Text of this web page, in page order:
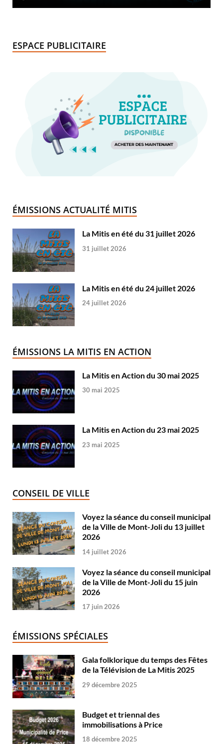
ESPACE PUBLICITAIRE
ÉMISSIONS ACTUALITÉ MITIS
La Mitis en été du 31 juillet 2026
31 juillet 2026
La Mitis en été du 24 juillet 2026
24 juillet 2026
ÉMISSIONS LA MITIS EN ACTION
La Mitis en Action du 30 mai 2025
30 mai 2025
La Mitis en Action du 23 mai 2025
23 mai 2025
CONSEIL DE VILLE
Voyez la séance du conseil municipal
de la Ville de Mont-Joli du 13 juillet
2026
14 juillet 2026
Voyez la séance du conseil municipal
de la Ville de Mont-Joli du 15 juin
2026
17 juin 2026
ÉMISSIONS SPÉCIALES
Gala folklorique du temps des Fêtes
de la Télévision de La Mitis 2025
29 décembre 2025
Budget et triennal des
immobilisations à Price
18 décembre 2025